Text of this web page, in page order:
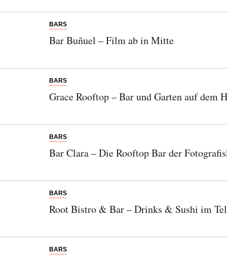
BARS
Bar Buñuel – Film ab in Mitte
BARS
Grace Rooftop – Bar und Garten auf dem
BARS
Bar Clara – Die Rooftop Bar der
BARS
Root Bistro & Bar – Drinks & Sushi im
BARS